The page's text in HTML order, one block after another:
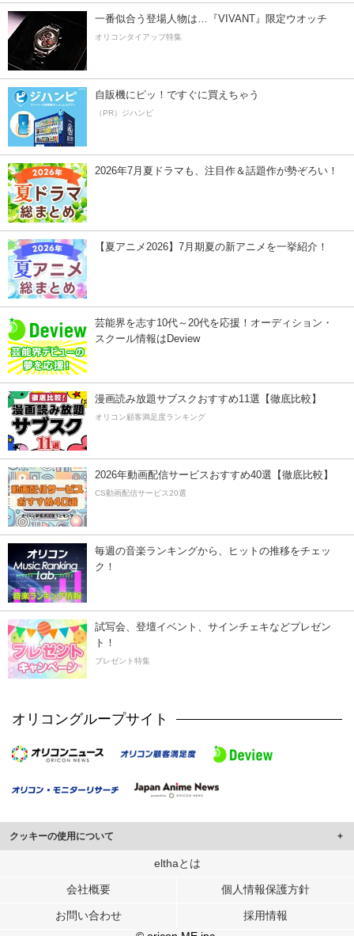
一番似合う登場人物は…『VIVANT』限定ウオッチ
オリコンタイアップ特集
自販機にピッ！ですぐに買えちゃう
（PR）ジハンピ
2026年7月夏ドラマも、注目作＆話題作が勢ぞろい！
【夏アニメ2026】7月期夏の新アニメを一挙紹介！
芸能界を志す10代～20代を応援！オーディション・
スクール情報はDeview
漫画読み放題サブスクおすすめ11選【徹底比較】
オリコン顧客満足度ランキング
2026年動画配信サービスおすすめ40選【徹底比較】
CS動画配信サービス20選
毎週の音楽ランキングから、ヒットの推移をチェッ
ク！
試写会、登壇イベント、サインチェキなどプレゼン
ト！
プレゼント特集
オリコングループサイト
クッキーの使用について
このサイトでは Cookie を使用して、ユーザーに合わせたコンテンツや広告の
行っています。
メディアや広告配信、データ解析の各パートナーに提供しています。
elthaとは
会社概要 個人情報保護方針
お問い合わせ
採用情報